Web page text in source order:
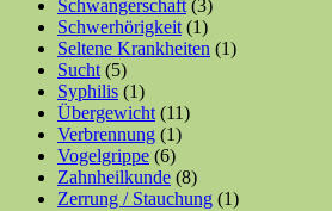
Schwangerschaft (3)
Schwerhörigkeit (1)
Seltene Krankheiten (1)
Sucht (5)
Syphilis (1)
Übergewicht (11)
Verbrennung (1)
Vogelgrippe (6)
Zahnheilkunde (8)
Zerrung / Stauchung (1)